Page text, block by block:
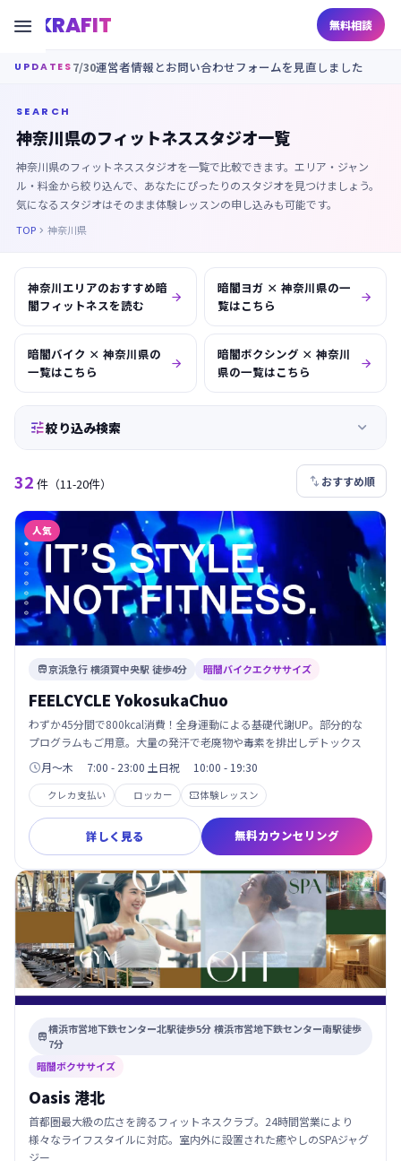
KRAFIT 無料相談

UPDATES 7/30運営者情報とお問い合わせフォームを見直しました
SEARCH
神奈川県のフィットネススタジオ一覧
神奈川県のフィットネススタジオを一覧で比較できます。エリア・ジャン
ル・料金から絞り込んで、あなたにぴったりのスタジオを見つけましょう。
気になるスタジオはそのまま体験レッスンの申し込みも可能です。
TOP  神奈川県
神奈川エリアのおすすめ暗
闇フィットネスを読む

暗闇ヨガ × 神奈川県の一
覧はこちら

暗闇バイク × 神奈川県の
一覧はこちら

暗闇ボクシング × 神奈川
県の一覧はこちら

絞り込み検索 
32 件 （11-20件）  おすすめ順
人気
京浜急行 横須賀中央駅 徒歩4分 暗闇バイクエクササイズ
FEELCYCLE YokosukaChuo
わずか45分間で800kcal消費！全身運動による基礎代謝UP。部分的な
プログラムもご用意。大量の発汗で老廃物や毒素を排出しデトックス
月～木 7:00 - 23:00 土日祝 10:00 - 19:30
クレカ支払い ロッカー 体験レッスン
詳しく見る 無料カウンセリング

横浜市営地下鉄センター北駅徒歩5分 横浜市営地下鉄センター南駅徒歩
7分
暗闇ボクササイズ
Oasis 港北
首都圏最大級の広さを誇るフィットネスクラブ。24時間営業により
様々なライフスタイルに対応。室内外に設置された癒やしのSPAジャグ
ジー